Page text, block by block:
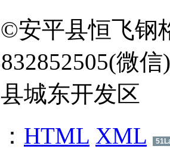
安平县恒飞钢
微
城东开发区
HTML XML